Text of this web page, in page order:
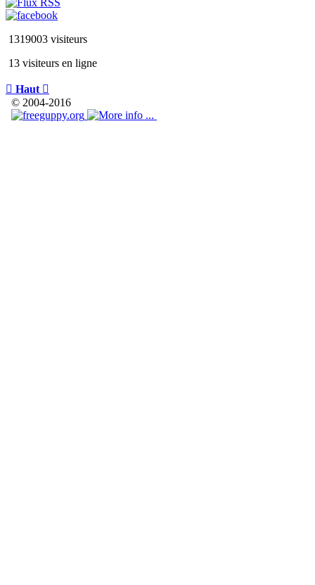
1319003 visiteurs
13 visiteurs en ligne
 Haut 
© 2004-2016